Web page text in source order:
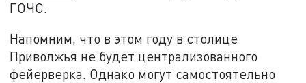
ГОЧС.
Напомним, что в этом году в столице
Приволжья не будет централизованного
фейерверка. Однако могут самостоятельно